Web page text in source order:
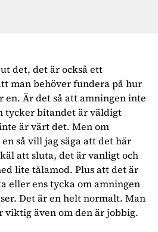
det, det är också ett
man behöver fundera på hur
Är det så att amningen inte
tycker bitandet är väldigt
är värt det. Men om
så vill jag säga att det här
att sluta, det är vanligt och
lite tålamod. Plus att det är
eller ens tycka om amningen
Det är en helt normalt. Man
viktig även om den är jobbig.